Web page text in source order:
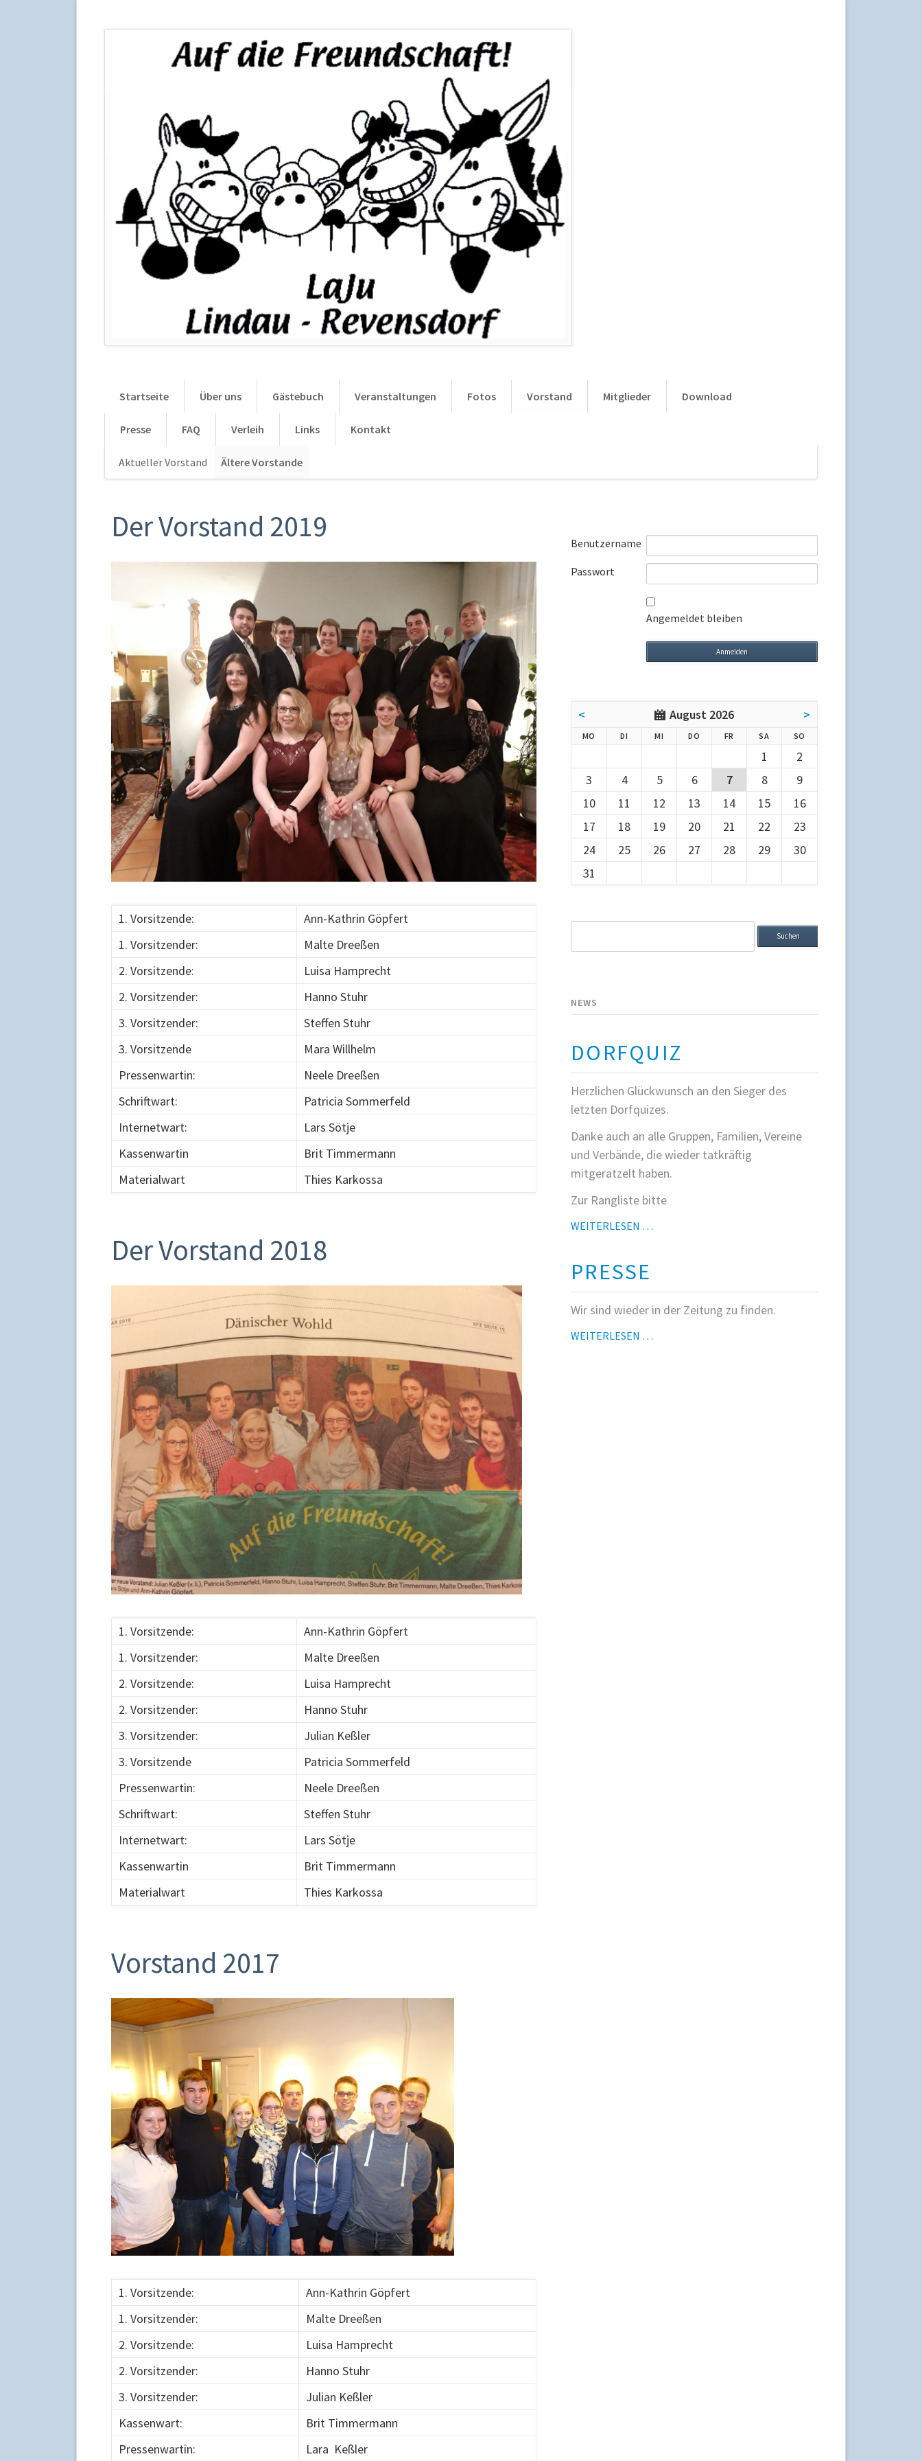
Startseite Über uns Gästebuch Veranstaltungen Fotos Vorstand Mitglieder Download
Presse FAQ Verleih Links Kontakt
überspringen
Aktueller Vorstand Ältere Vorstande
Der Vorstand 2019
1. Vorsitzende:
Ann-Kathrin Göpfert
1. Vorsitzender:
Malte Dreeßen
2. Vorsitzende:
Luisa Hamprecht
2. Vorsitzender:
Hanno Stuhr
3. Vorsitzender:
Steffen Stuhr
3. Vorsitzende
Mara Willhelm
Pressenwartin:
Neele Dreeßen
Schriftwart:
Patricia Sommerfeld
Internetwart:
Lars Sötje
Kassenwartin
Brit Timmermann
Materialwart
Thies Karkossa
Der Vorstand 2018
1. Vorsitzende:
Ann-Kathrin Göpfert
1. Vorsitzender:
Malte Dreeßen
2. Vorsitzende:
Luisa Hamprecht
2. Vorsitzender:
Hanno Stuhr
3. Vorsitzender:
Julian Keßler
3. Vorsitzende
Patricia Sommerfeld
Pressenwartin:
Neele Dreeßen
Schriftwart:
Steffen Stuhr
Internetwart:
Lars Sötje
Kassenwartin
Brit Timmermann
Materialwart
Thies Karkossa
Vorstand 2017
1. Vorsitzende:
Ann-Kathrin Göpfert
1. Vorsitzender:
Malte Dreeßen
2. Vorsitzende:
Luisa Hamprecht
2. Vorsitzender:
Hanno Stuhr
3. Vorsitzender:
Julian Keßler
Kassenwart:
Brit Timmermann
Pressenwartin:
Lara Keßler
Benutzername
Passwort
Angemeldet bleiben
< August 2026 >
MO DIENSTAG
MITTWOCH
DO NNERSTAG
FR SA MSTAGSO
1
2
3
4 5 6 7 8
9
10
11 12 13 14 15
16
17
18 19 20 21 22
23
24
25 26 27 28 29
30
31
NEWS
DORFQUIZ
Herzlichen Glückwunsch an den Sieger des
letzten Dorfquizes.
Danke auch an alle Gruppen, Familien, Vereine
und Verbände, die wieder tatkräftig
mitgerätzelt haben.
Zur Rangliste bitte
WEITERLESEN …
PRESSE
Wir sind wieder in der Zeitung zu finden.
WEITERLESEN …